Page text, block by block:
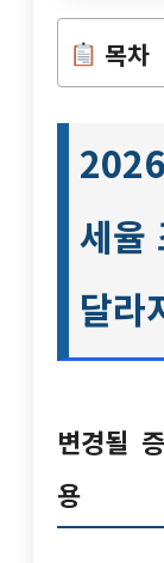
목차
세율
달라
변경될
용